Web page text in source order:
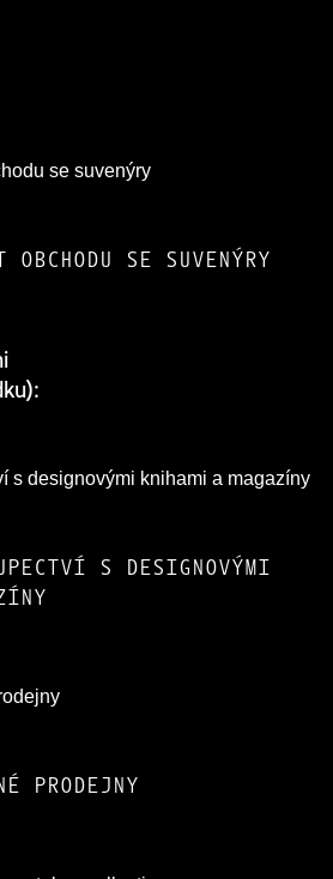
OBCHODU SE SUVENÝRY
S DESIGNOVÝMI
PRODEJNY